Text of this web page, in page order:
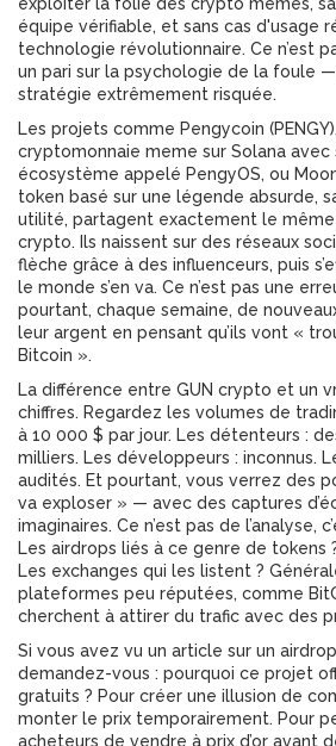
équipe vérifiable, et sans cas d'usage
technologie révolutionnaire. Ce n’est
un pari sur la psychologie de la foule —
stratégie extrêmement risquée.
Les projets comme Pengycoin (PENGY)
cryptomonnaie meme sur Solana avec
écosystème appelé PengyOS, ou
token basé sur une légende absurde,
utilité, partagent exactement le
crypto. Ils naissent sur des réseaux
flèche grâce à des influenceurs, puis
le monde s’en va. Ce n’est pas une
pourtant, chaque semaine, de
leur argent en pensant qu’ils vont «
Bitcoin ».
La différence entre GUN crypto et un
chiffres. Regardez les volumes de
à 10 000 $ par jour. Les détenteurs :
milliers. Les développeurs : inconnus.
audités. Et pourtant, vous verrez des
va exploser » — avec des captures
imaginaires. Ce n’est pas de l’analyse,
Les airdrops liés à ce genre de tokens
Les exchanges qui les listent ?
plateformes peu réputées, comme
cherchent à attirer du trafic avec des
Si vous avez vu un article sur un
demandez-vous : pourquoi ce projet
gratuits ? Pour créer une illusion de
monter le prix temporairement. Pour
acheteurs de vendre à prix d’or avant